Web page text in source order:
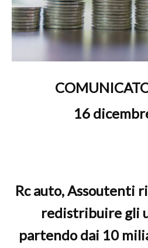
16
Rc auto, Assoutenti
redistribuire gli
partendo dai 10